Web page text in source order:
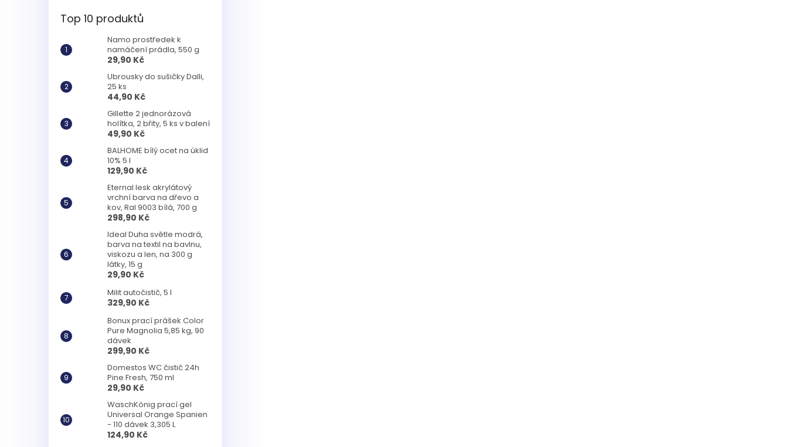
Top 10 produktů
Namo prostředek k
namáčení prádla, 550 g
29,90 Kč
Ubrousky do sušičky Dalli,
25 ks
44,90 Kč
Gillette 2 jednorázová
holítka, 2 břity, 5 ks v balení
49,90 Kč
BALHOME bílý ocet na úklid
10% 5 l
129,90 Kč
Eternal lesk akrylátový
vrchní barva na dřevo a
kov, Ral 9003 bílá, 700 g
298,90 Kč
Ideal Duha světle modrá,
barva na textil na bavlnu,
viskozu a len, na 300 g
látky, 15 g
29,90 Kč
Milit autočistič, 5 l
329,90 Kč
Bonux prací prášek Color
Pure Magnolia 5,85 kg, 90
dávek
299,90 Kč
Domestos WC čistič 24h
Pine Fresh, 750 ml
29,90 Kč
WaschKönig prací gel
Universal Orange Spanien
- 110 dávek 3,305 L
124,90 Kč